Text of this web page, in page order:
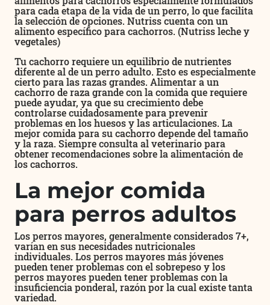
para cada etapa de la vida de un perro, lo que facilita
la selección de opciones. Nutriss cuenta con un
alimento específico para cachorros. (Nutriss leche y
vegetales)
Tu cachorro requiere un equilibrio de nutrientes
diferente al de un perro adulto. Esto es especialmente
cierto para las razas grandes. Alimentar a un
cachorro de raza grande con la comida que requiere
puede ayudar, ya que su crecimiento debe
controlarse cuidadosamente para prevenir
problemas en los huesos y las articulaciones. La
mejor comida para su cachorro depende del tamaño
y la raza. Siempre consulta al veterinario para
obtener recomendaciones sobre la alimentación de
los cachorros.
La mejor comida
para perros adultos
Los perros mayores, generalmente considerados 7+,
varían en sus necesidades nutricionales
individuales. Los perros mayores más jóvenes
pueden tener problemas con el sobrepeso y los
perros mayores pueden tener problemas con la
insuficiencia ponderal, razón por la cual existe tanta
variedad.